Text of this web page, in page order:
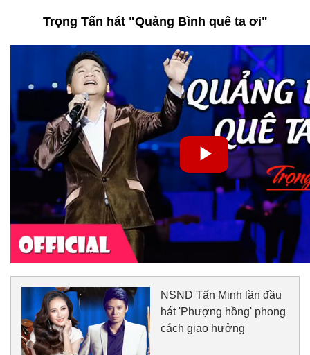
Trọng Tấn hát "Quảng Bình quê ta ơi"
NSND Tấn Minh lần đầu
hát 'Phượng hồng' phong
cách giao hưởng